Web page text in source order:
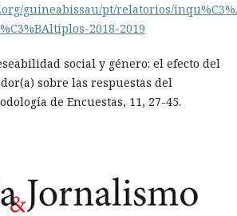
guineabissau/pt/relatorios/
2018-2019
social y género: el efecto del
sobre las respuestas del
de Encuestas, 11, 27-45.